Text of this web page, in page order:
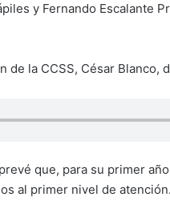
y Fernando Escalante
la CCSS, César Blanco,
que, para su primer
al primer nivel de